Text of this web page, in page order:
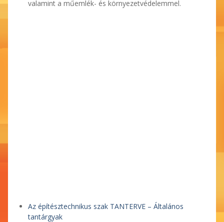
valamint a műemlék- és környezetvédelemmel.
Az építésztechnikus szak TANTERVE – Általános
tantárgyak